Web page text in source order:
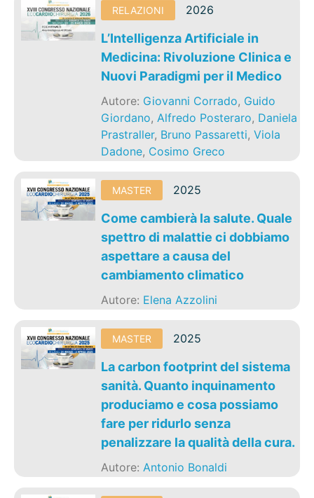
RELAZIONI 2026
L’Intelligenza Artificiale in
Medicina: Rivoluzione Clinica e
Nuovi Paradigmi per il Medico
Autore: Giovanni Corrado, Guido
Giordano,Alfredo Posteraro, Daniela
Prastraller, Bruno Passaretti,Viola
Dadone, Cosimo Greco
MASTER 2025
Come cambierà la salute. Quale
spettro di malattie ci dobbiamo
aspettare a causa del
cambiamento climatico
Autore: Elena Azzolini
MASTER 2025
La carbon footprint del sistema
sanità. Quanto inquinamento
produciamo e cosa possiamo
fare per ridurlo senza
penalizzare la qualità della cura.
Autore:Antonio Bonaldi